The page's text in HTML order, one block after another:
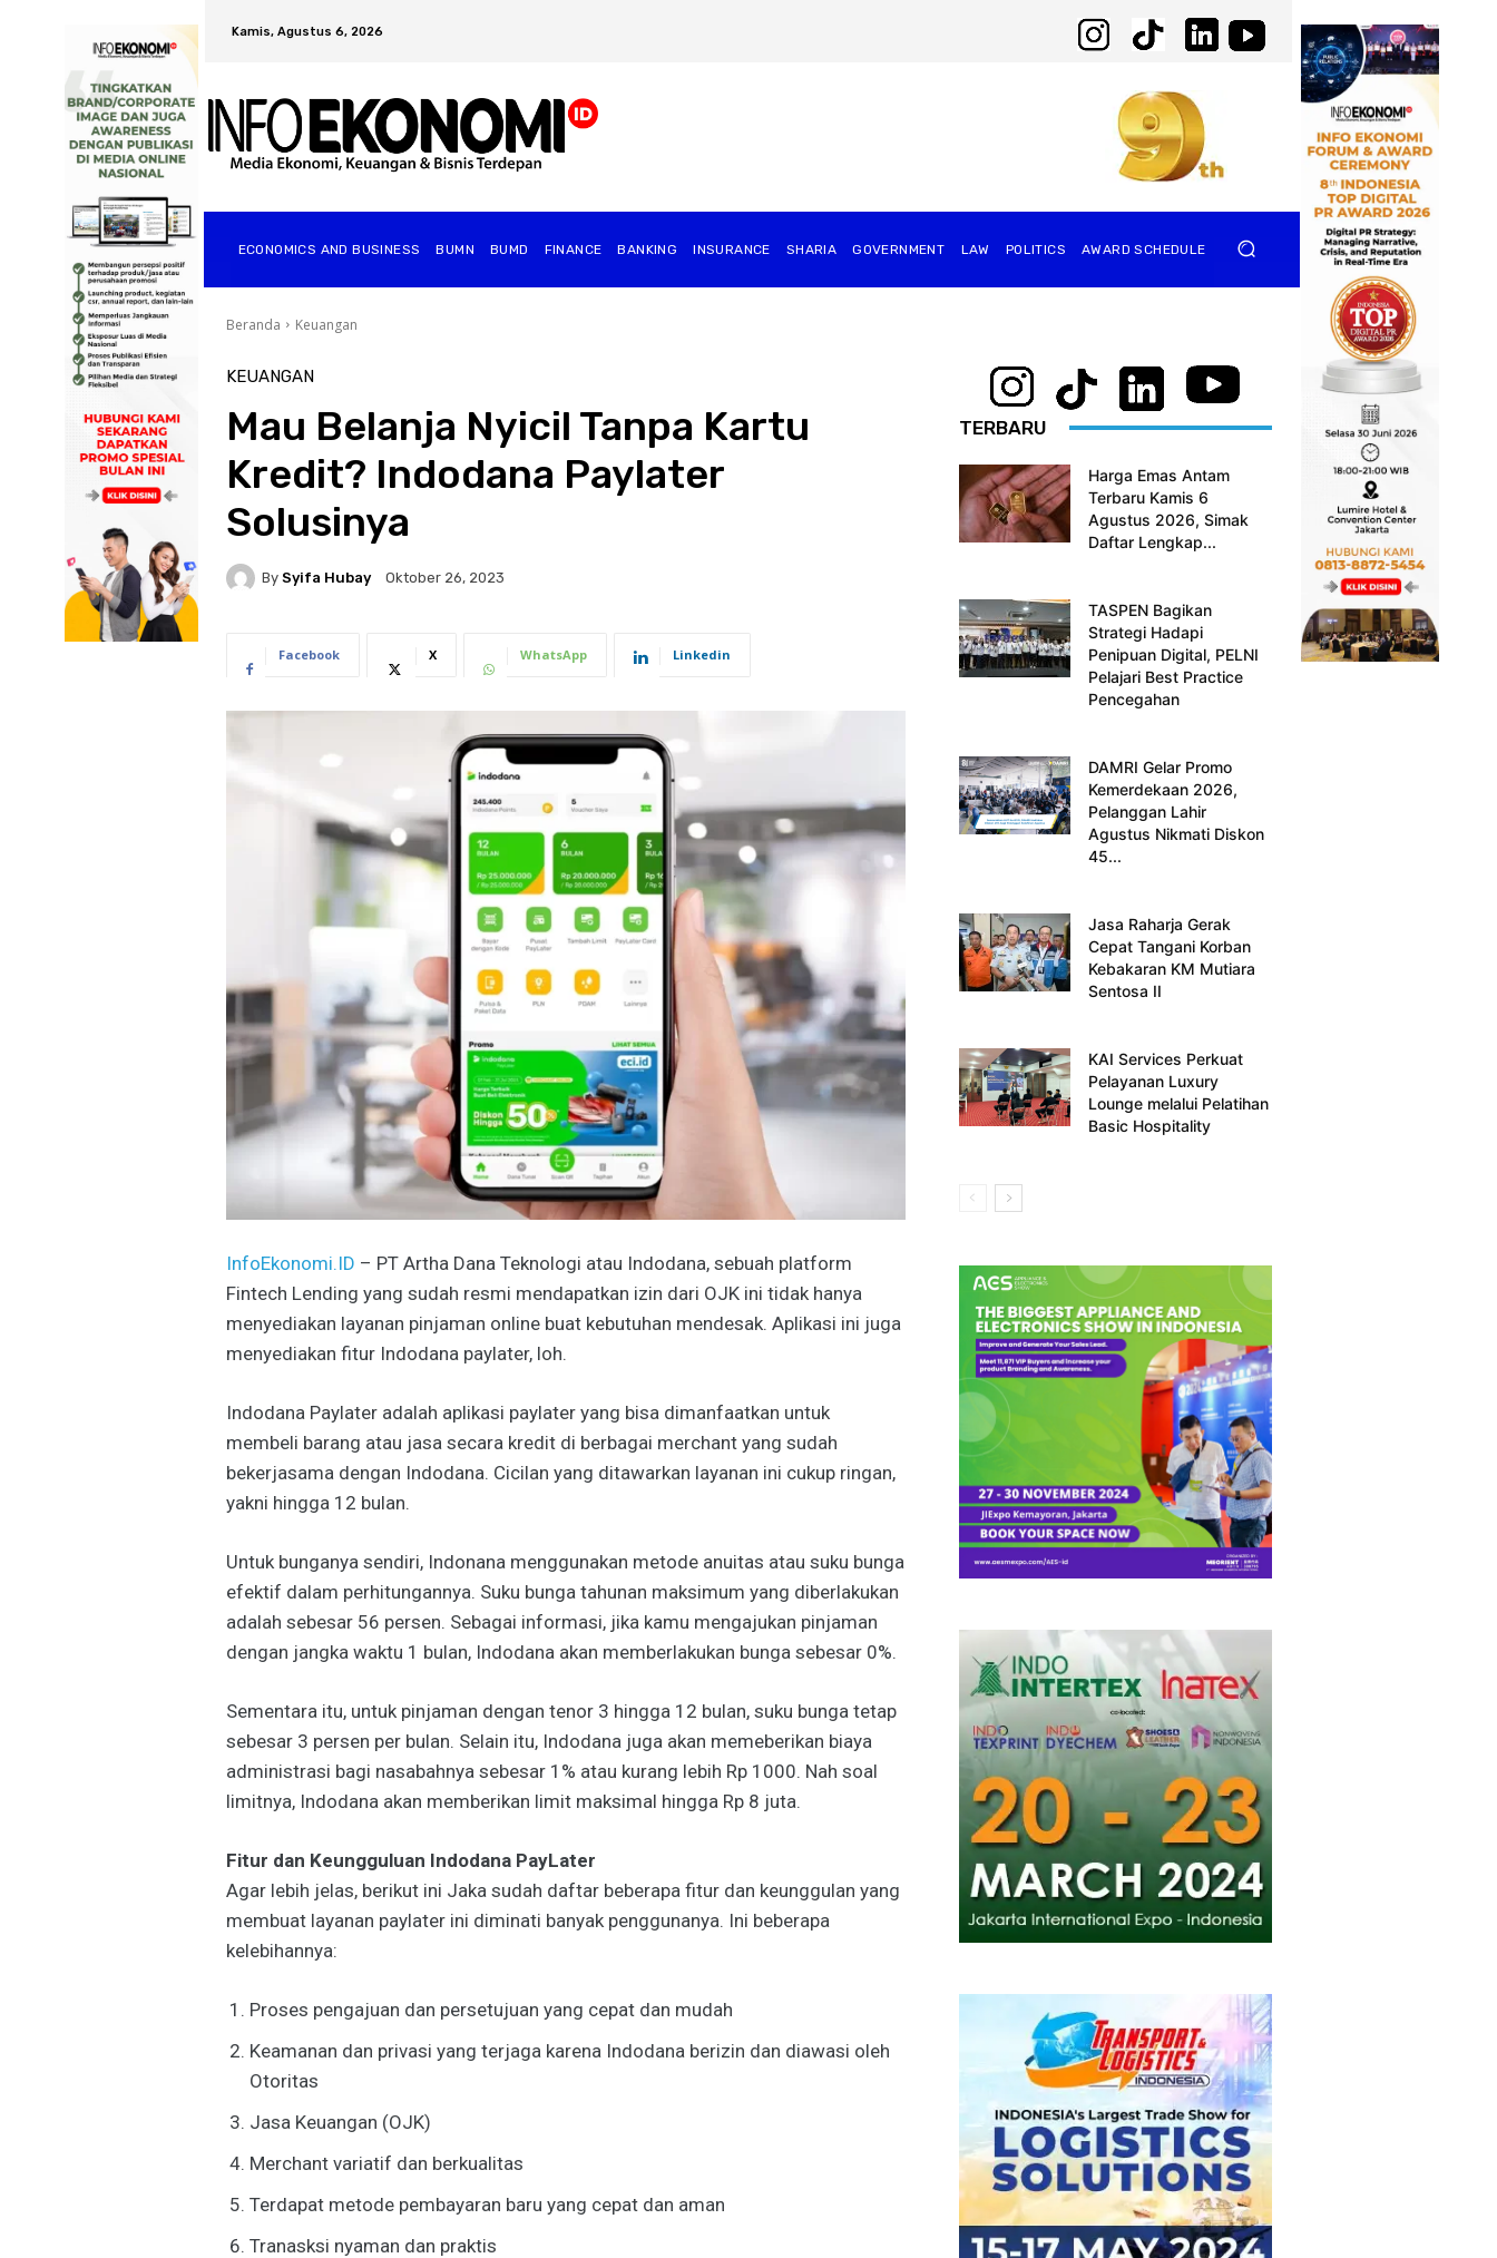
Kamis, Agustus 6, 2026
ECONOMICS AND BUSINESS BUMN BUMD FINANCE BANKING INSURANCE SHARIA GOVERNMENT ⁠LAW POLITICS AWARD SCHEDULE
Beranda Keuangan
KEUANGAN
Mau Belanja Nyicil Tanpa Kartu
Kredit? Indodana Paylater
Solusinya
By Syifa Hubay Oktober 26, 2023
Facebook X WhatsApp Linkedin
InfoEkonomi.ID – PT Artha Dana Teknologi atau Indodana, sebuah platform
Fintech Lending yang sudah resmi mendapatkan izin dari OJK ini tidak hanya
menyediakan layanan pinjaman online buat kebutuhan mendesak. Aplikasi ini juga
menyediakan fitur Indodana paylater, loh.
Indodana Paylater adalah aplikasi paylater yang bisa dimanfaatkan untuk
membeli barang atau jasa secara kredit di berbagai merchant yang sudah
bekerjasama dengan Indodana. Cicilan yang ditawarkan layanan ini cukup ringan,
yakni hingga 12 bulan.
Untuk bunganya sendiri, Indonana menggunakan metode anuitas atau suku bunga
efektif dalam perhitungannya. Suku bunga tahunan maksimum yang diberlakukan
adalah sebesar 56 persen. Sebagai informasi, jika kamu mengajukan pinjaman
dengan jangka waktu 1 bulan, Indodana akan memberlakukan bunga sebesar 0%.
Sementara itu, untuk pinjaman dengan tenor 3 hingga 12 bulan, suku bunga tetap
sebesar 3 persen per bulan. Selain itu, Indodana juga akan memeberikan biaya
administrasi bagi nasabahnya sebesar 1% atau kurang lebih Rp 1000. Nah soal
limitnya, Indodana akan memberikan limit maksimal hingga Rp 8 juta.
Fitur dan Keungguluan Indodana PayLater
Agar lebih jelas, berikut ini Jaka sudah daftar beberapa fitur dan keunggulan yang
membuat layanan paylater ini diminati banyak penggunanya. Ini beberapa
kelebihannya:
Proses pengajuan dan persetujuan yang cepat dan mudah
Keamanan dan privasi yang terjaga karena Indodana berizin dan diawasi oleh
Otoritas
Jasa Keuangan (OJK)
Merchant variatif dan berkualitas
Terdapat metode pembayaran baru yang cepat dan aman
Tranasksi nyaman dan praktis
TERBARU
Harga Emas Antam
Terbaru Kamis 6
Agustus 2026, Simak
Daftar Lengkap...
TASPEN Bagikan
Strategi Hadapi
Penipuan Digital, PELNI
Pelajari Best Practice
Pencegahan
DAMRI Gelar Promo
Kemerdekaan 2026,
Pelanggan Lahir
Agustus Nikmati Diskon
45...
Jasa Raharja Gerak
Cepat Tangani Korban
Kebakaran KM Mutiara
Sentosa II
KAI Services Perkuat
Pelayanan Luxury
Lounge melalui Pelatihan
Basic Hospitality